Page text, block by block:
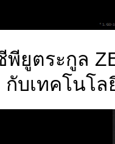
พียูตระกูล
กับเทคโนโ